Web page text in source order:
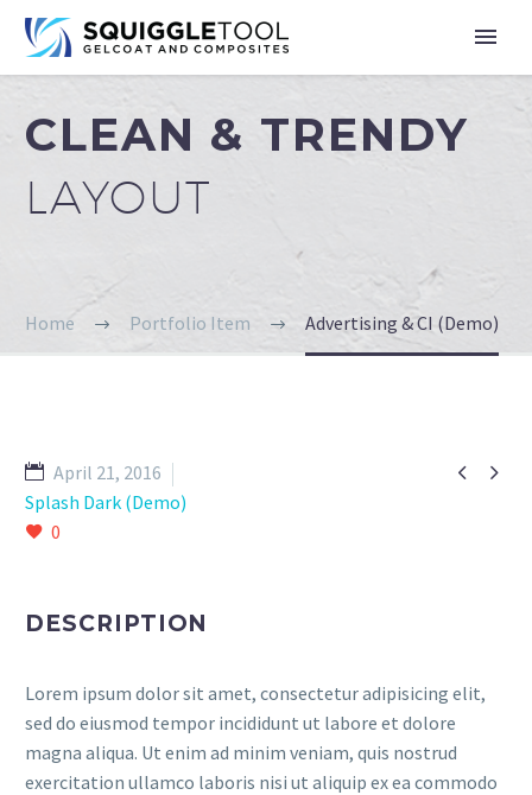
CLEAN & TRENDY
LAYOUT
Home Portfolio Item Advertising & CI (Demo)
 
April 21, 2016
Splash Dark (Demo)
0
DESCRIPTION
Lorem ipsum dolor sit amet, consectetur adipisicing elit,
sed do eiusmod tempor incididunt ut labore et dolore
magna aliqua. Ut enim ad minim veniam, quis nostrud
exercitation ullamco laboris nisi ut aliquip ex ea commodo